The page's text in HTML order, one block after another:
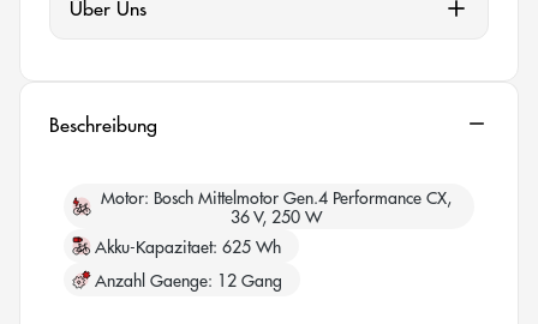
Über Uns
Beschreibung
Motor Bosch Mittelmotor Gen.4 Performance CX,
36 V, 250 W
Akku-Kapazitaet 625 Wh
Anzahl Gaenge 12 Gang